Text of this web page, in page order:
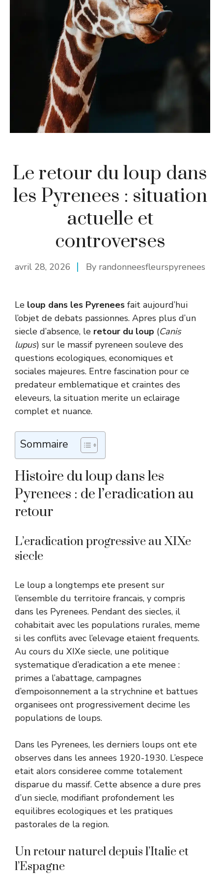
Le retour du loup dans
les Pyrenees : situation
actuelle et
controverses
avril 28, 2026 By randonneesfleurspyrenees
Le loup dans les Pyrenees fait aujourd’hui
l’objet de debats passionnes. Apres plus d’un
siecle d’absence, le retour du loup (Canis
lupus) sur le massif pyreneen souleve des
questions ecologiques, economiques et
sociales majeures. Entre fascination pour ce
predateur emblematique et craintes des
eleveurs, la situation merite un eclairage
complet et nuance.
Sommaire
Histoire du loup dans les
Pyrenees : de l’eradication au
retour
L’eradication progressive au XIXe
siecle
Le loup a longtemps ete present sur
l’ensemble du territoire francais, y compris
dans les Pyrenees. Pendant des siecles, il
cohabitait avec les populations rurales, meme
si les conflits avec l’elevage etaient frequents.
Au cours du XIXe siecle, une politique
systematique d’eradication a ete menee :
primes a l’abattage, campagnes
d’empoisonnement a la strychnine et battues
organisees ont progressivement decime les
populations de loups.
Dans les Pyrenees, les derniers loups ont ete
observes dans les annees 1920-1930. L’espece
etait alors consideree comme totalement
disparue du massif. Cette absence a dure pres
d’un siecle, modifiant profondement les
equilibres ecologiques et les pratiques
pastorales de la region.
Un retour naturel depuis l’Italie et
l’Espagne